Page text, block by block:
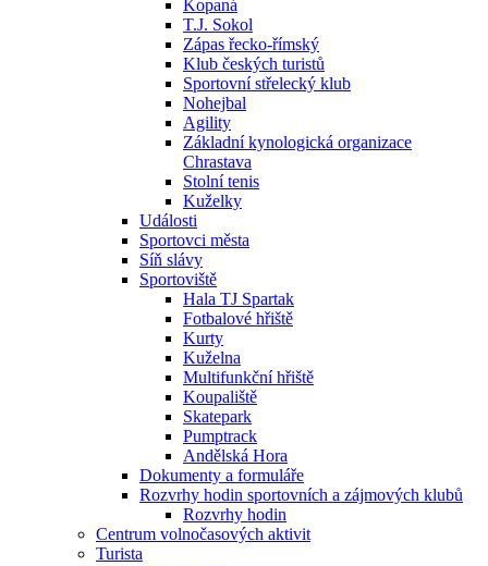
Kopaná
T.J. Sokol
Zápas řecko-římský
Klub českých turistů
Sportovní střelecký klub
Nohejbal
Agility
Základní kynologická organizace
Chrastava
Stolní tenis
Kuželky
Události
Sportovci města
Síň slávy
Sportoviště
Hala TJ Spartak
Fotbalové hřiště
Kurty
Kuželna
Multifunkční hřiště
Koupaliště
Skatepark
Pumptrack
Andělská Hora
Dokumenty a formuláře
Rozvrhy hodin sportovních a zájmových klubů
Rozvrhy hodin
Centrum volnočasových aktivit
Turista